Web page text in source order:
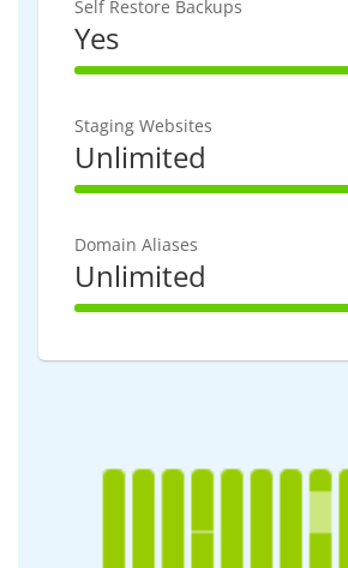
Self Restore Backups
Yes
100% Complete
Staging Websites
Unlimited
100% Complete
Domain Aliases
Unlimited
100% Complete